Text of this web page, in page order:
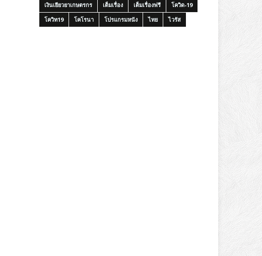
เงินเยียวยาเกษตรกร
เต็มเรื่อง เต็มเรื่องฟรี
โควิด-19
โควิท19
โคโรนา โปรแกรมหนัง ไทย ไวรัส